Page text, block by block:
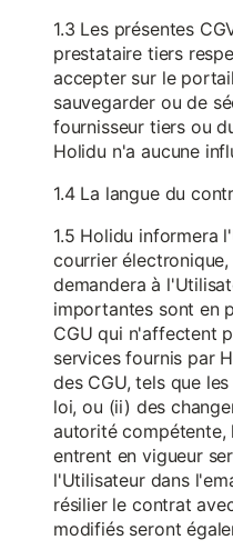
1.3 Les présentes
prestataire tiers
accepter sur le
sauvegarder ou de
fournisseur tiers ou
Holidu n'a aucune
1.4 La langue du
1.5 Holidu informera
courrier
demandera à
importantes sont en
CGU qui n'affectent
services fournis par
des CGU, tels que
loi, ou (ii) des
autorité compétente,
entrent en vigueur
l'Utilisateur dans
résilier le contrat
modifiés seront